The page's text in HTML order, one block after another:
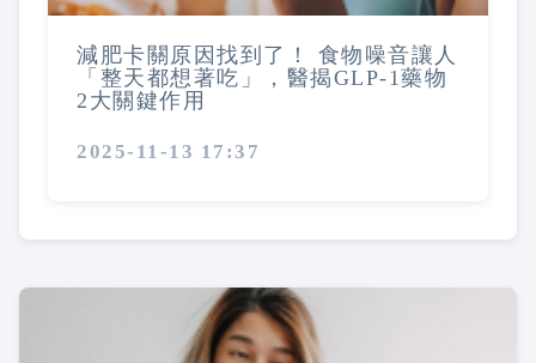
減肥卡關原因找到了！ 食物噪音讓人
「整天都想著吃」，醫揭GLP-1藥物
2大關鍵作用
2025-11-13 17:37